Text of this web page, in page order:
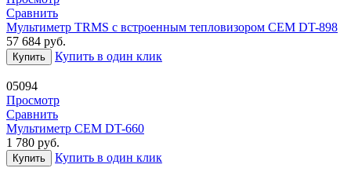
Сравнить
Мультиметр TRMS с встроенным тепловизором CEM DT-898
57 684 руб.
Купить Купить в один клик
05094
Просмотр
Сравнить
Мультиметр CEM DT-660
1 780 руб.
Купить Купить в один клик